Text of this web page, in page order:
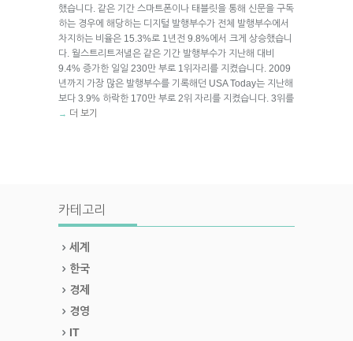
했습니다. 같은 기간 스마트폰이나 태블릿을 통해 신문을 구독
하는 경우에 해당하는 디지털 발행부수가 전체 발행부수에서
차지하는 비율은 15.3%로 1년전 9.8%에서 크게 상승했습니
다. 월스트리트저녈은 같은 기간 발행부수가 지난해 대비
9.4% 증가한 일일 230만 부로 1위자리를 지켰습니다. 2009
년까지 가장 많은 발행부수를 기록해던 USA Today는 지난해
보다 3.9% 하락한 170만 부로 2위 자리를 지켰습니다. 3위를
→ 더 보기
카테고리
세계
한국
경제
경영
IT